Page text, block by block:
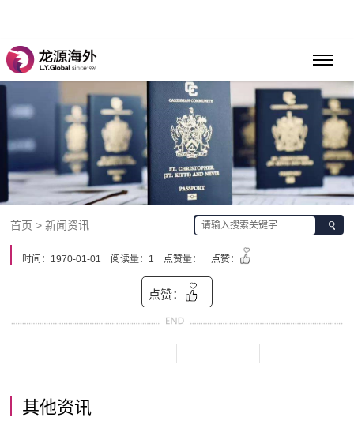
首页 > 新闻资讯
时间：1970-01-01 阅读量：1 点赞量： 点赞：
点赞：
其他资讯